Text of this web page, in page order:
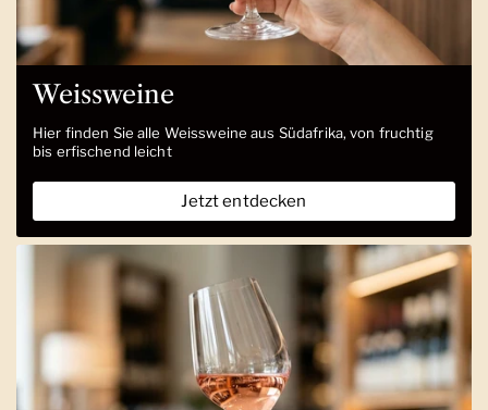
Weissweine
Hier finden Sie alle Weissweine aus Südafrika, von fruchtig
bis erfischend leicht
Jetzt entdecken